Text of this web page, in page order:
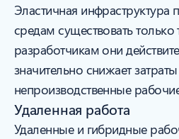
Эластичная инфраструктура
средам существовать только
разработчикам они
значительно снижает
непроизводственные
Удаленная работа
Удаленные и гибридные